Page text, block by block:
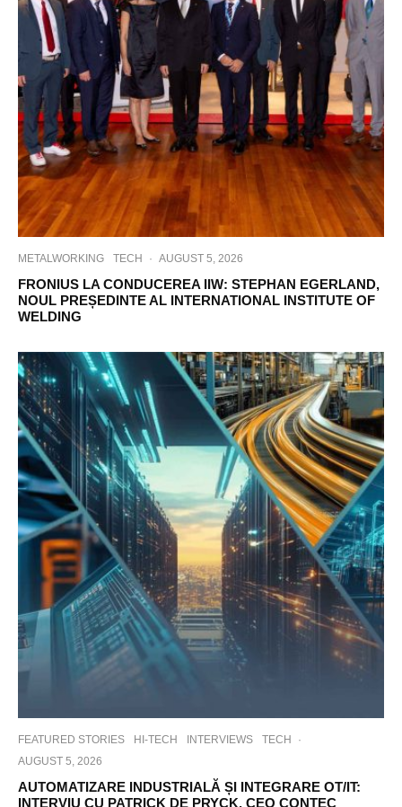
METALWORKING TECH · AUGUST 5, 2026
FRONIUS LA CONDUCEREA IIW: STEPHAN EGERLAND,
NOUL PREȘEDINTE AL INTERNATIONAL INSTITUTE OF
WELDING
FEATURED STORIES HI-TECH INTERVIEWS TECH
·
AUGUST 5, 2026
AUTOMATIZARE INDUSTRIALĂ ȘI INTEGRARE OT/IT:
INTERVIU CU PATRICK DE PRYCK, CEO CONTEC